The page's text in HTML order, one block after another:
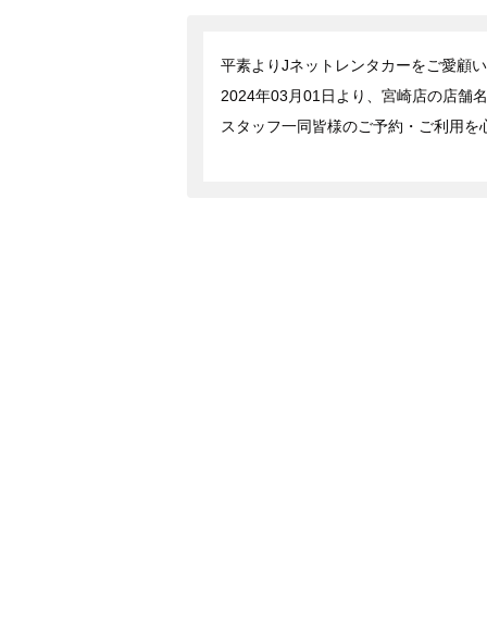
平素よりJネットレンタカーをご愛顧
2024年03月01日より、宮崎店の店舗
スタッフ一同皆様のご予約・ご利用を